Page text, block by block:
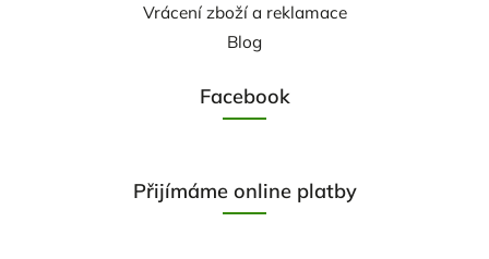
Vrácení zboží a reklamace
Blog
Facebook
Přijímáme online platby